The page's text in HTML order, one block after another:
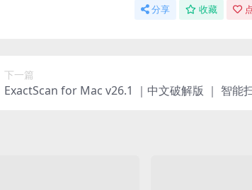
分享 收藏
下一篇
ExactScan for Mac v26.1 ｜中文破解版 ｜ 智能扫